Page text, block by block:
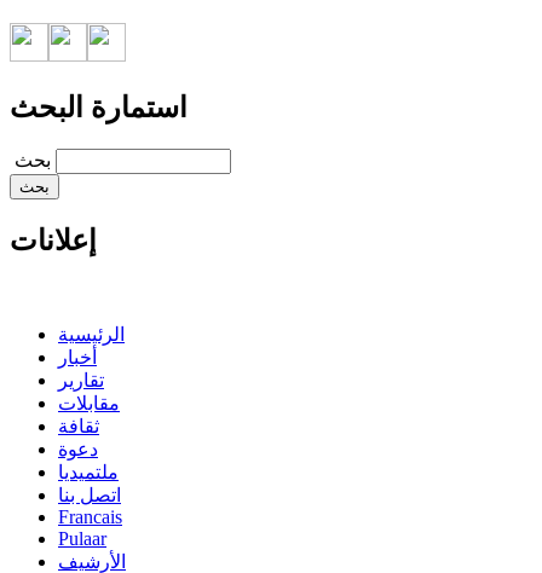
استمارة البحث
‏بحث ‏
إعلانات
الرئيسية
أخبار
تقارير
مقابلات
ثقافة
دعوة
ملتميديا
اتصل بنا
Francais
Pulaar
الأرشيف